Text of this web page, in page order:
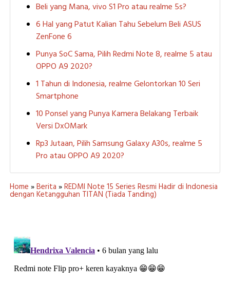
Beli yang Mana, vivo S1 Pro atau realme 5s?
6 Hal yang Patut Kalian Tahu Sebelum Beli ASUS
ZenFone 6
Punya SoC Sama, Pilih Redmi Note 8, realme 5 atau
OPPO A9 2020?
1 Tahun di Indonesia, realme Gelontorkan 10 Seri
Smartphone
10 Ponsel yang Punya Kamera Belakang Terbaik
Versi DxOMark
Rp3 Jutaan, Pilih Samsung Galaxy A30s, realme 5
Pro atau OPPO A9 2020?
Home »Berita »REDMI Note 15 Series Resmi Hadir di Indonesia
dengan Ketangguhan TITAN (Tiada Tanding)